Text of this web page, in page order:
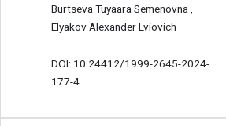
Burtseva Tuyaara Semenovna ,
Elyakov Alexander Lviovich
DOI: 10.24412/1999-2645-2024-
177-4